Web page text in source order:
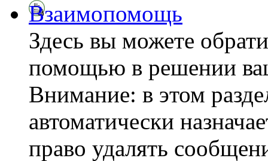
Взаимопомощь
Здесь вы можете
помощью в решении
Внимание: в этом
автоматически
право удалять